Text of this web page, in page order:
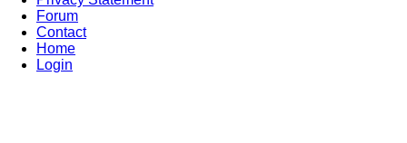
Forum
Contact
Home
Login